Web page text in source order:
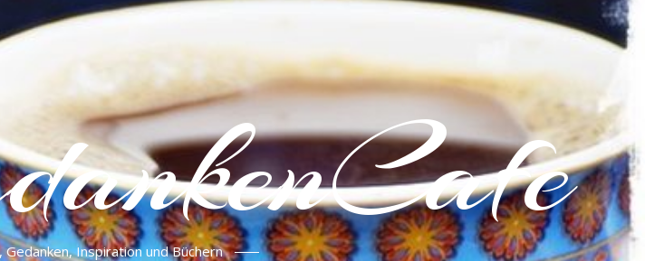
Inspiration und Büchern